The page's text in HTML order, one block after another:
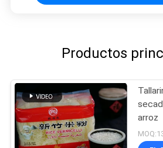
Productos
arroz